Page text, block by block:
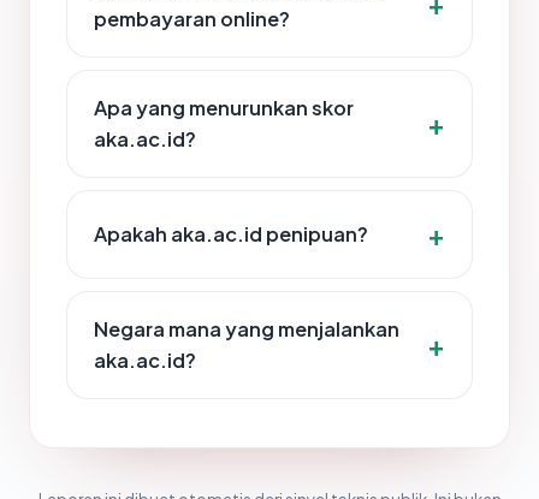
pembayaran online?
Apa yang menurunkan skor
aka.ac.id?
Apakah aka.ac.id penipuan?
Negara mana yang menjalankan
aka.ac.id?